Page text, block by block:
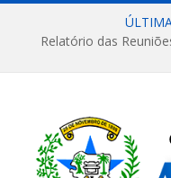
Relatório das